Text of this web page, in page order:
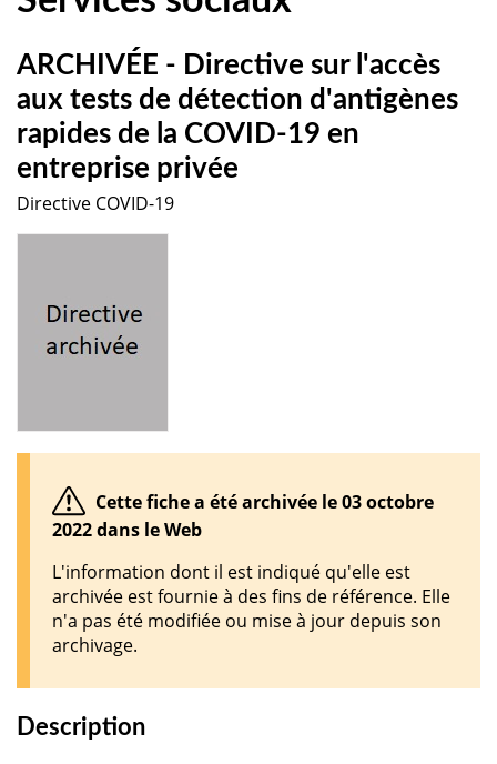
ARCHIVÉE - Directive sur l'accès
aux tests de détection d'antigènes
rapides de la COVID-19 en
entreprise privée
Directive COVID-19
Cette fiche a été archivée le 03 octobre
2022 dans le Web
L'information dont il est indiqué qu'elle est
archivée est fournie à des fins de référence. Elle
n'a pas été modifiée ou mise à jour depuis son
archivage.
Description